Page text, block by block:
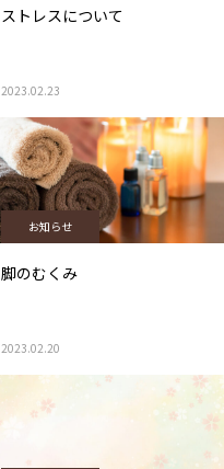
ストレスについて
2023.02.23
お知らせ
脚のむくみ
2023.02.20